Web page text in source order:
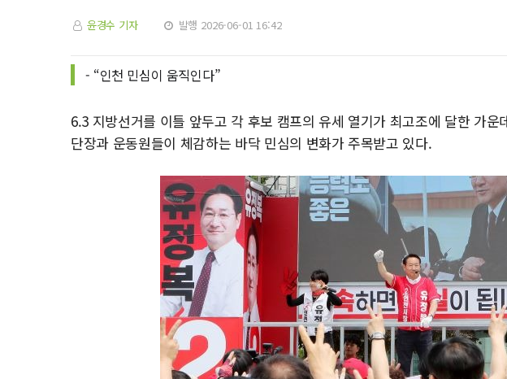
윤경수 기자 발행 2026-06-01 16:42
- “인천 민심이 움직인다”
6.3 지방선거를 이틀 앞두고 각 후보 캠프의 유세 열기가 최고조에 달한 가운
단장과 운동원들이 체감하는 바닥 민심의 변화가 주목받고 있다.